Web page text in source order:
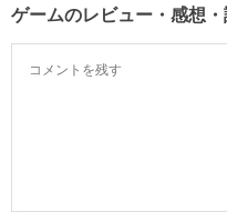
ゲームのレビュー・感想